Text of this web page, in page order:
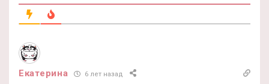
Екатерина 6 лет назад